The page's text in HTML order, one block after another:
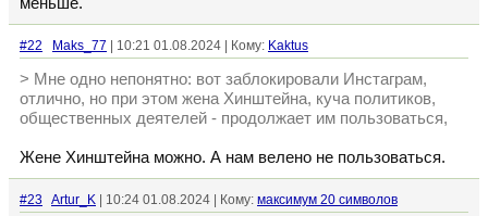
#22 Maks_77 | 10:21 01.08.2024 | Кому: Kaktus
> Мне одно непонятно: вот заблокировали Инстаграм,
отлично, но при этом жена Хинштейна, куча политиков,
общественных деятелей - продолжает им пользоваться,
Жене Хинштейна можно. А нам велено не пользоваться.
#23 Artur_K | 10:24 01.08.2024 | Кому: максимум 20 символов